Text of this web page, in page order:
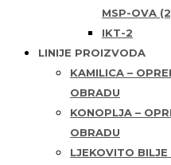
MSP-OVA
IKT-2
LINIJE PROIZVODA
KAMILICA –
OBRADU
KONOPLJA –
OBRADU
LJEKOVITO